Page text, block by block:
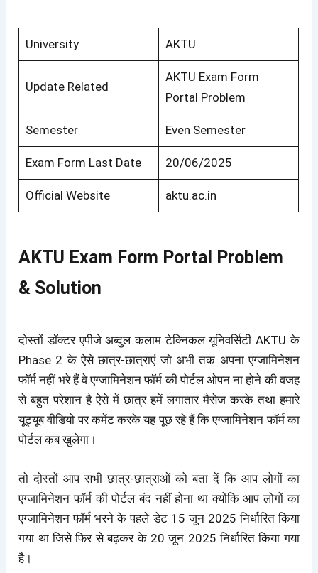
University AKTU
Update Related
AKTU Exam Form
Portal Problem
Semester Even Semester
Exam Form Last Date 20/06/2025
Official Website aktu.ac.in
AKTU Exam Form Portal Problem
& Solution
दोस्तों डॉक्टर एपीजे अब्दुल कलाम टेक्निकल यूनिवर्सिटी AKTU के
Phase 2 के ऐसे छात्र-छात्राएं जो अभी तक अपना एग्जामिनेशन
फॉर्म नहीं भरे हैं वे एग्जामिनेशन फॉर्म की पोर्टल ओपन ना होने की वजह
से बहुत परेशान है ऐसे में छात्र हमें लगातार मैसेज करके तथा हमारे
यूट्यूब वीडियो पर कमेंट करके यह पूछ रहे हैं कि एग्जामिनेशन फॉर्म का
पोर्टल कब खुलेगा।
तो दोस्तों आप सभी छात्र-छात्राओं को बता दें कि आप लोगों का
एग्जामिनेशन फॉर्म की पोर्टल बंद नहीं होना था क्योंकि आप लोगों का
एग्जामिनेशन फॉर्म भरने के पहले डेट 15 जून 2025 निर्धारित किया
गया था जिसे फिर से बढ़कर के 20 जून 2025 निर्धारित किया गया
है।